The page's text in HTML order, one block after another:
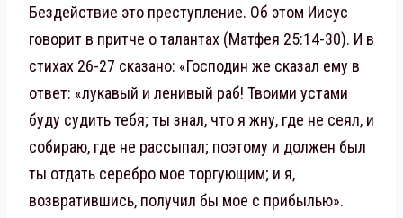
Бездействие это преступление. Об этом Иисус
говорит в притче о талантах (Матфея 25:14-30). И в
стихах 26-27 сказано: «Господин же сказал ему в
ответ: «лукавый и ленивый раб! Твоими устами
буду судить тебя; ты знал, что я жну, где не сеял, и
собираю, где не рассыпал; поэтому и должен был
ты отдать серебро мое торгующим; и я,
возвратившись, получил бы мое с прибылью».